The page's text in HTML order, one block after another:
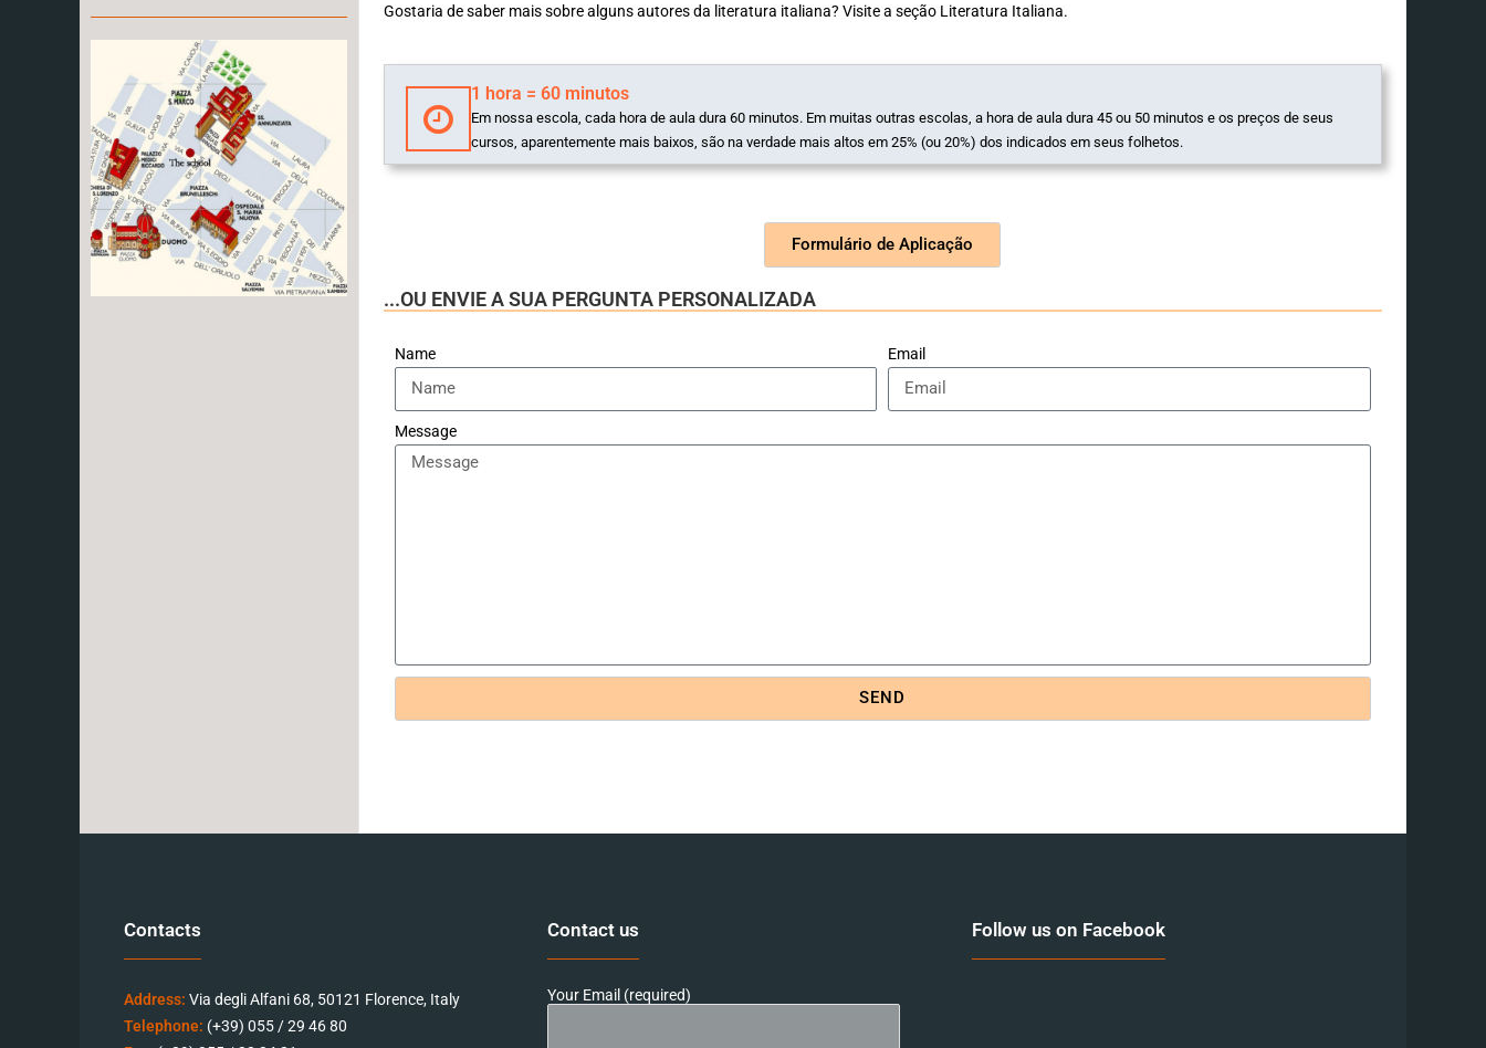
Gostaria de saber mais sobre alguns autores da literatura italiana? Visite a seção Literatura Italiana.
1 hora = 60 minutos
Em nossa escola, cada hora de aula dura 60 minutos. Em muitas outras escolas, a hora de aula dura 45 ou 50 minutos e os preços de seus
cursos, aparentemente mais baixos, são na verdade mais altos em 25% (ou 20%) dos indicados em seus folhetos.
Formulário de Aplicação
...OU ENVIE A SUA PERGUNTA PERSONALIZADA
Name Email
Message
SEND
Contacts
Address: Via degli Alfani 68, 50121 Florence, Italy
Telephone: (+39) 055 / 29 46 80
Contact us
Your Email (required)
Follow us on Facebook